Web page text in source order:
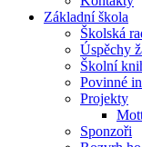
Základní škola
Školská
Úspěchy
Školní
Povinné
Projekty
Sponzoři